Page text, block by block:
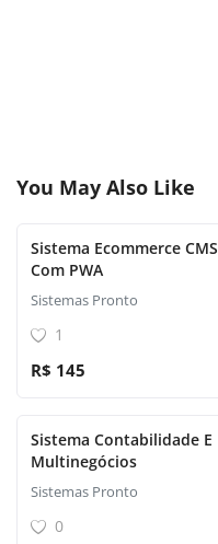
You May Also Like
Sistema Ecommerce CMS
Com PWA
Sistemas Pronto
1
R$ 145
Sistema Contabilidade E
Multinegócios
Sistemas Pronto
0